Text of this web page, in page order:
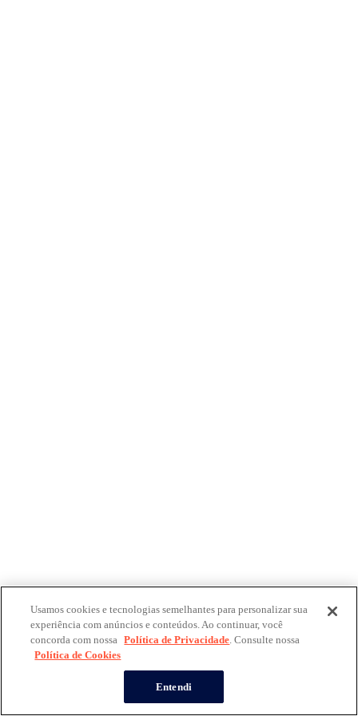
Usamos cookies e tecnologias semelhantes para personalizar sua
experiência com anúncios e conteúdos. Ao continuar, você
concorda com nossa Política de Privacidade. Consulte nossa
Política de Cookies
Entendi